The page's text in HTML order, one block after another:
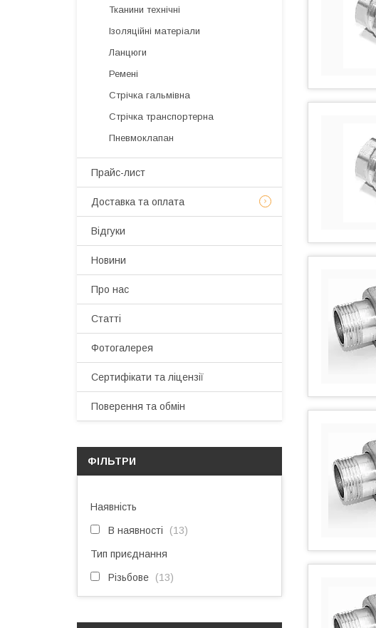
Тканини технічні
Ізоляційні матеріали
Ланцюги
Ремені
Стрічка гальмівна
Стрічка транспортерна
Пневмоклапан
Прайс-лист
Доставка та оплата
Відгуки
Новини
Про нас
Статті
Фотогалерея
Сертифікати та ліцензії
Поверення та обмін
ФІЛЬТРИ
Наявність
В наявності 13
Тип приєднання
Різьбове 13